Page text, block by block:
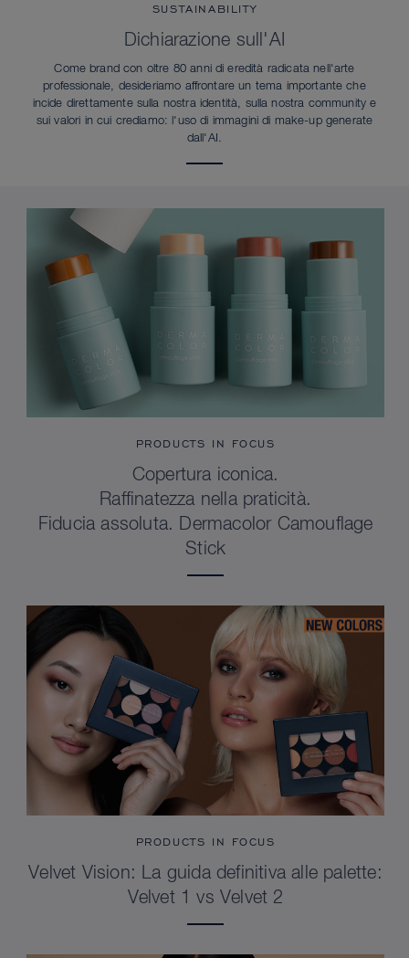
SUSTAINABILITY
Dichiarazione sull'AI
Come brand con oltre 80 anni di eredità radicata nell'arte
professionale, desideriamo affrontare un tema importante che
incide direttamente sulla nostra identità, sulla nostra community e
sui valori in cui crediamo: l'uso di immagini di make-up generate
dall'AI.
PRODUCTS IN FOCUS
Copertura iconica.
Raffinatezza nella praticità.
Fiducia assoluta. Dermacolor Camouflage
Stick
PRODUCTS IN FOCUS
Velvet Vision: La guida definitiva alle palette:
Velvet 1 vs Velvet 2